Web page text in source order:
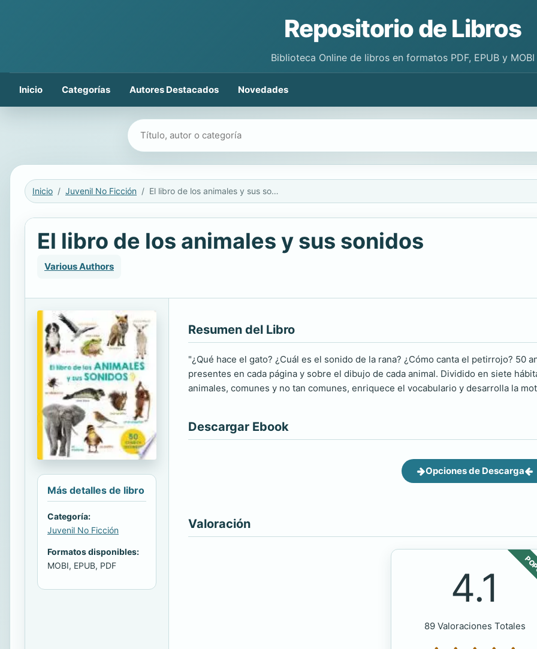
Repositorio de Libros
Biblioteca Online de libros en formatos PDF, EPUB y MOBI
Inicio Categorías Autores Destacados Novedades
Buscar libros
Inicio Juvenil No Ficción El libro de los animales y sus sonidos
El libro de los animales y sus sonidos
Various Authors
Más detalles de libro
Categoría:
Juvenil No Ficción
Formatos disponibles:
MOBI, EPUB, PDF
Resumen del Libro
"¿Qué hace el gato? ¿Cuál es el sonido de la rana? ¿Cómo canta el petirrojo? 50
presentes en cada página y sobre el dibujo de cada animal. Dividido en siete
animales, comunes y no tan comunes, enriquece el vocabulario y desarrolla la
Descargar Ebook
Opciones de Descarga
Valoración
4.1
89 Valoraciones Totales